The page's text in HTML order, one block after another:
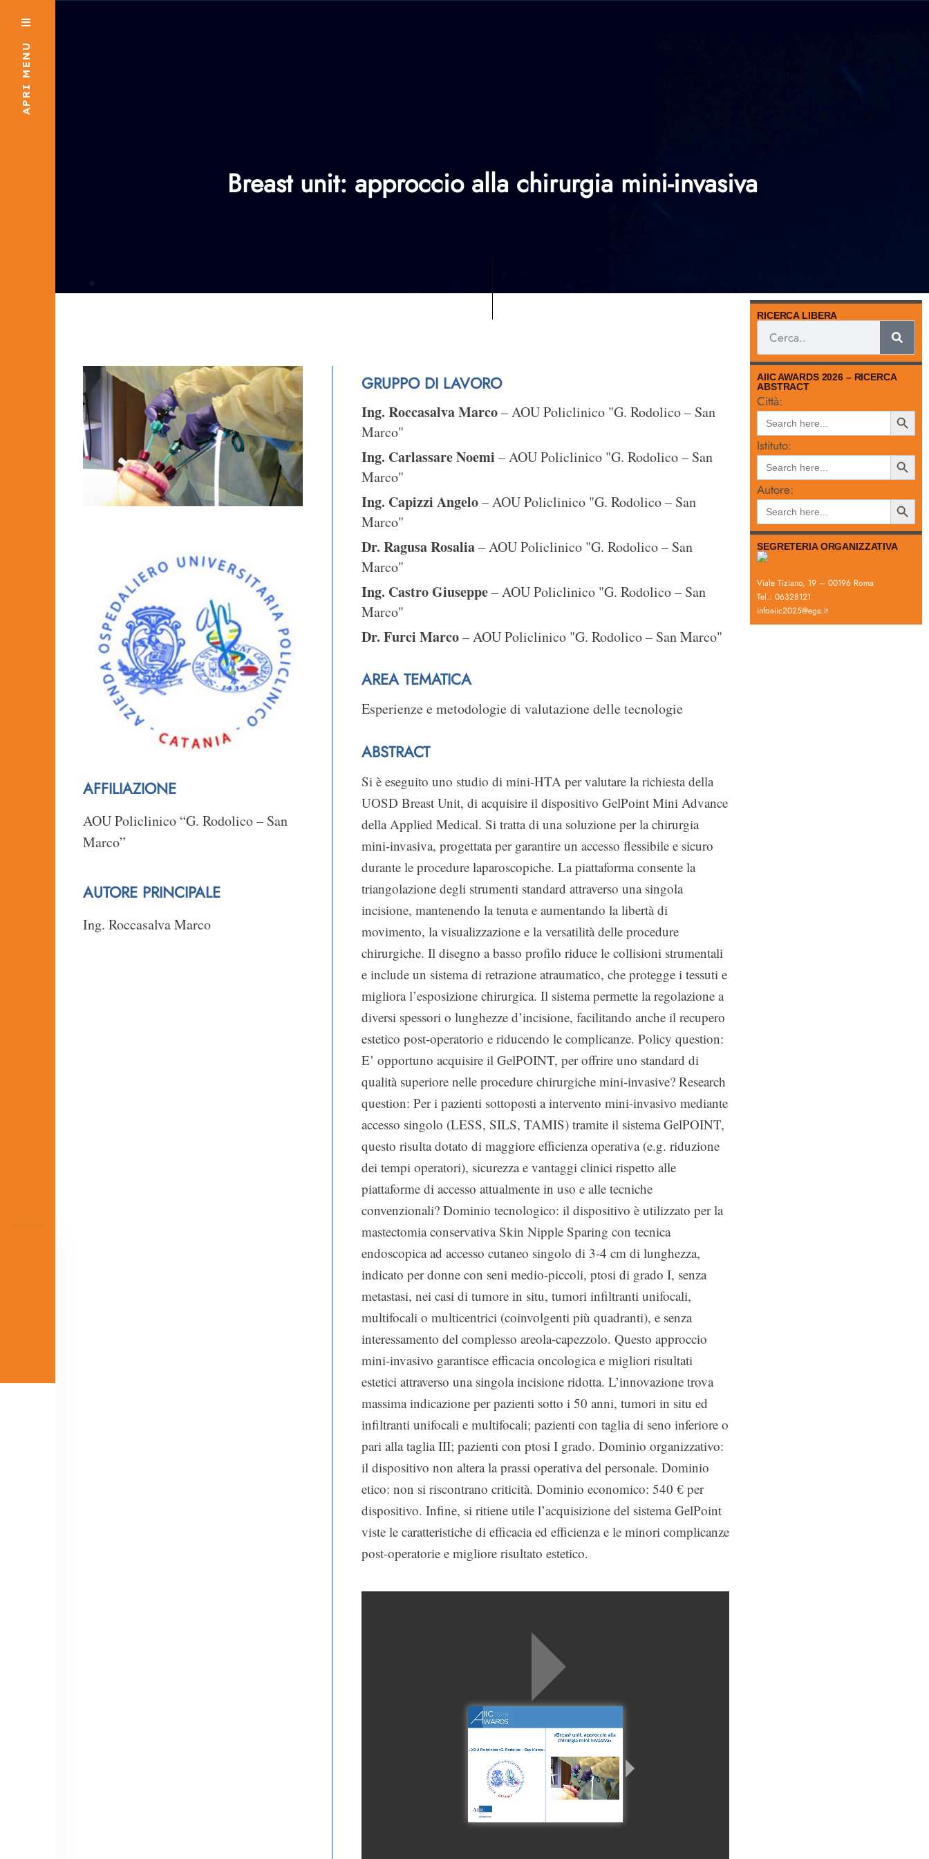
APRI MENU
Breast unit: approccio alla chirurgia mini-invasiva
AFFILIAZIONE
AOU Policlinico “G. Rodolico – San
Marco”
AUTORE PRINCIPALE
Ing. Roccasalva Marco
GRUPPO DI LAVORO
Ing. Roccasalva Marco– AOU Policlinico "G. Rodolico – San
Marco"
Ing. Carlassare Noemi – AOU Policlinico "G. Rodolico – San
Marco"
Ing. Capizzi Angelo– AOU Policlinico "G. Rodolico – San
Marco"
Dr. Ragusa Rosalia– AOU Policlinico "G. Rodolico – San
Marco"
Ing. Castro Giuseppe– AOU Policlinico "G. Rodolico – San
Marco"
Dr. Furci Marco– AOU Policlinico "G. Rodolico – San Marco"
AREA TEMATICA
Esperienze e metodologie di valutazione delle tecnologie
ABSTRACT
Si è eseguito uno studio di mini-HTA per valutare la richiesta della
UOSD Breast Unit, di acquisire il dispositivo GelPoint Mini Advance
della Applied Medical. Si tratta di una soluzione per la chirurgia
mini-invasiva, progettata per garantire un accesso flessibile e sicuro
durante le procedure laparoscopiche. La piattaforma consente la
triangolazione degli strumenti standard attraverso una singola
incisione, mantenendo la tenuta e aumentando la libertà di
movimento, la visualizzazione e la versatilità delle procedure
chirurgiche. Il disegno a basso profilo riduce le collisioni strumentali
e include un sistema di retrazione atraumatico, che protegge i tessuti e
migliora l’esposizione chirurgica. Il sistema permette la regolazione a
diversi spessori o lunghezze d’incisione, facilitando anche il recupero
estetico post-operatorio e riducendo le complicanze. Policy question:
E’ opportuno acquisire il GelPOINT, per offrire uno standard di
qualità superiore nelle procedure chirurgiche mini-invasive? Research
question: Per i pazienti sottoposti a intervento mini-invasivo mediante
accesso singolo (LESS, SILS, TAMIS) tramite il sistema GelPOINT,
questo risulta dotato di maggiore efficienza operativa (e.g. riduzione
dei tempi operatori), sicurezza e vantaggi clinici rispetto alle
piattaforme di accesso attualmente in uso e alle tecniche
convenzionali? Dominio tecnologico: il dispositivo è utilizzato per la
mastectomia conservativa Skin Nipple Sparing con tecnica
endoscopica ad accesso cutaneo singolo di 3-4 cm di lunghezza,
indicato per donne con seni medio-piccoli, ptosi di grado I, senza
metastasi, nei casi di tumore in situ, tumori infiltranti unifocali,
multifocali o multicentrici (coinvolgenti più quadranti), e senza
interessamento del complesso areola-capezzolo. Questo approccio
mini-invasivo garantisce efficacia oncologica e migliori risultati
estetici attraverso una singola incisione ridotta. L’innovazione trova
massima indicazione per pazienti sotto i 50 anni, tumori in situ ed
infiltranti unifocali e multifocali; pazienti con taglia di seno inferiore o
pari alla taglia III; pazienti con ptosi I grado. Dominio organizzativo:
il dispositivo non altera la prassi operativa del personale. Dominio
etico: non si riscontrano criticità. Dominio economico: 540 € per
dispositivo. Infine, si ritiene utile l’acquisizione del sistema GelPoint
viste le caratteristiche di efficacia ed efficienza e le minori complicanze
post-operatorie e migliore risultato estetico.
RICERCA LIBERA
AIIC AWARDS 2026 – RICERCA
ABSTRACT
Città:
Search
for:
Search
Button
Istituto:
Search
for:
Search
Button
Autore:
Search
for:
Search
Button
SEGRETERIA ORGANIZZATIVA
Viale Tiziano, 19 – 00196 Roma
Tel.: 06328121
infoaiic2025@ega.it